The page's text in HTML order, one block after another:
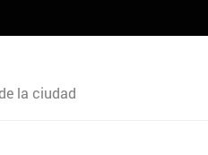
la ciudad